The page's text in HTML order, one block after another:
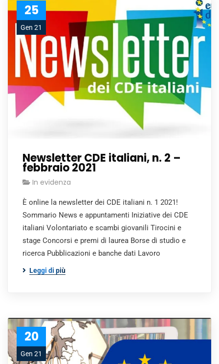
25
Gen 21
Newsletter CDE italiani, n. 2 –
febbraio 2021
In evidenza
È online la newsletter dei CDE italiani n. 1 2021!
Sommario News e appuntamenti Iniziative dei CDE
italiani Volontariato e scambi giovanili Tirocini e
stage Concorsi e premi di laurea Borse di studio e
ricerca Pubblicazioni e banche dati Lavoro
Leggi di più
20
Gen 21